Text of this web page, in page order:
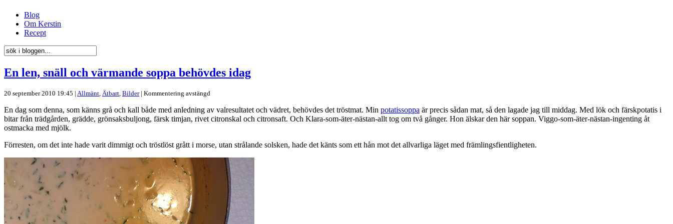
Blog
Om Kerstin
Recept
En len, snäll och värmande soppa behövdes idag
20 september 2010 19:45 | Allmänt, Ätbart, Bilder| Kommentering avstängd
En dag som denna, som känns grå och kall både med anledning av valresultatet och vädret, behövdes det tröstmat. Min potatissoppa är precis sådan mat, så den lagade jag till middag. Med lök och färskpotatis i
bitar från trädgården, grädde, grönsaksbuljong, färsk timjan, rivet citronskal och citronsaft. Och Klara-som-äter-nästan-allt tog om två gånger. Hon älskar den här soppan. Viggo-som-äter-nästan-ingenting åt
ostmacka med mjölk.
Förresten, om det inte hade varit dimmigt och tröstlöst grått i morse, utan strålande solsken, hade det känts som ett hån mot det allvarliga läget med främlingsfientligheten.